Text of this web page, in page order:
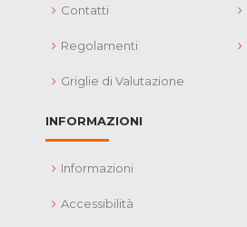
Contatti
Regolamenti
Griglie di Valutazione
INFORMAZIONI
Informazioni
Accessibilità